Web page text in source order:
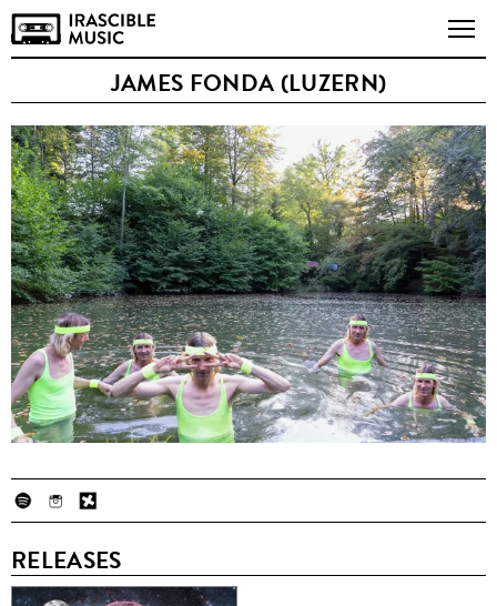
JAMES FONDA (LUZERN)
RELEASES